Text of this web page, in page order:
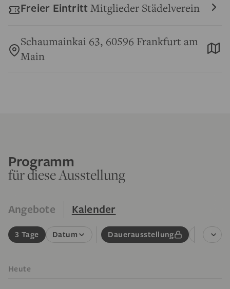
Freier Eintritt Mitglieder Städelverein
Schaumainkai 63, 60596 Frankfurt am
Main
Programm
für diese Ausstellung
Angebote Kalender
3 Tage Datum Dauerausstellung
Heute